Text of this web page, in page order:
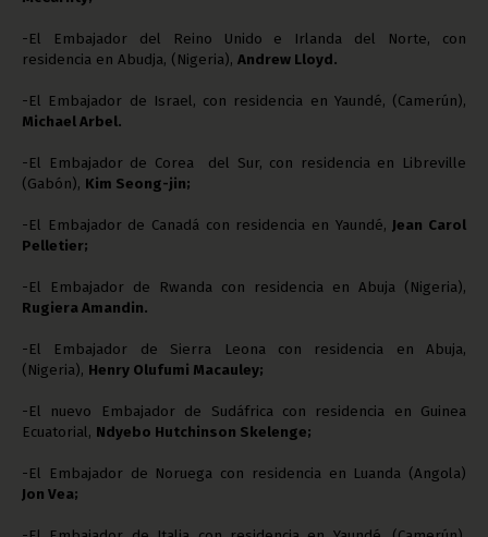
-El Embajador del Reino Unido e Irlanda del Norte, con
residencia en Abudja, (Nigeria), Andrew Lloyd.
-El Embajador de Israel, con residencia en Yaundé, (Camerún),
Michael Arbel.
-El Embajador de Corea del Sur, con residencia en Libreville
(Gabón), Kim Seong-jin;
-El Embajador de Canadá con residencia en Yaundé, Jean Carol
Pelletier;
-El Embajador de Rwanda con residencia en Abuja (Nigeria),
Rugiera Amandin.
-El Embajador de Sierra Leona con residencia en Abuja,
(Nigeria), Henry Olufumi Macauley;
-El nuevo Embajador de Sudáfrica con residencia en Guinea
Ecuatorial, Ndyebo Hutchinson Skelenge;
-El Embajador de Noruega con residencia en Luanda (Angola)
Jon Vea;